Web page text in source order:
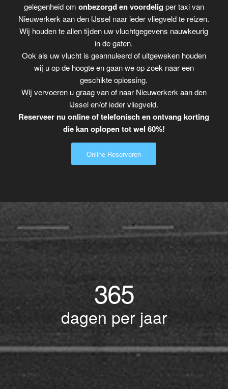
gelegenheid om onbezorgd en voordelig per taxi van
Nieuwerkerk aan den IJssel naar ieder vliegveld te reizen.
Wij houden te allen tijden uw vluchtgegevens nauwkeurig
in de gaten.
Ook als uw vlucht is geannuleerd of uitgeweken houden
wij u op de hoogte en gaan we op zoek naar een
geschikte oplossing.
Wij vervoeren u graag van of naar Nieuwerkerk aan den
IJssel en/of ieder vliegveld.
Reserveer nu online of telefonisch en ontvang korting
die kan oplopen tot wel 60%!
Online Reserveren
365
dagen per jaar